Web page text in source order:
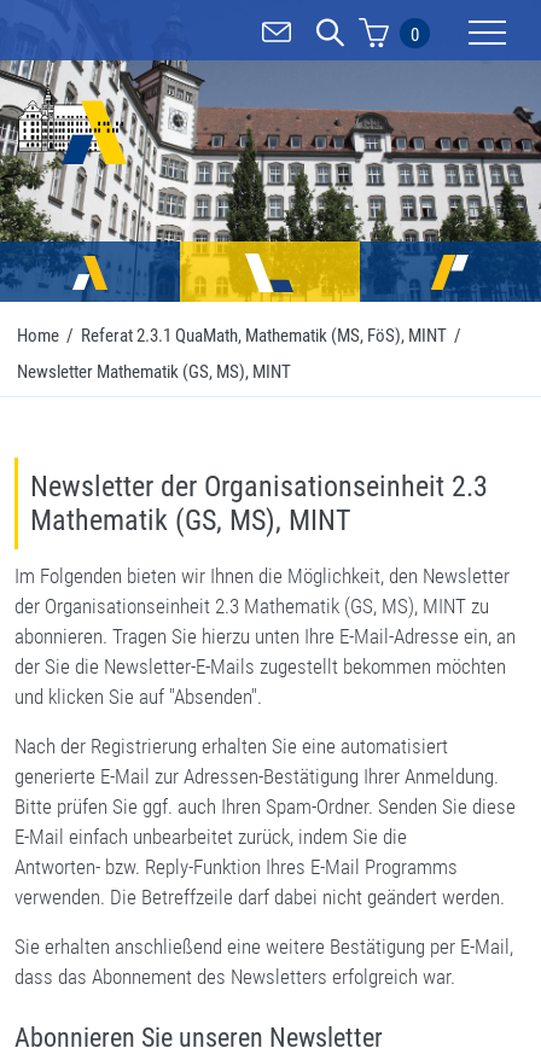
0
Home / Referat 2.3.1 QuaMath, Mathematik (MS, FöS), MINT /
Newsletter Mathematik (GS, MS), MINT
Newsletter der Organisationseinheit 2.3
Mathematik (GS, MS), MINT
Im Folgenden bieten wir Ihnen die Möglichkeit, den Newsletter
der Organisationseinheit 2.3 Mathematik (GS, MS), MINT zu
abonnieren. Tragen Sie hierzu unten Ihre E-Mail-Adresse ein, an
der Sie die Newsletter-E-Mails zugestellt bekommen möchten
und klicken Sie auf "Absenden".
Nach der Registrierung erhalten Sie eine automatisiert
generierte E-Mail zur Adressen-Bestätigung Ihrer Anmeldung.
Bitte prüfen Sie ggf. auch Ihren Spam-Ordner. Senden Sie diese
E-Mail einfach unbearbeitet zurück, indem Sie die
Antworten- bzw. Reply-Funktion Ihres E-Mail Programms
verwenden. Die Betreffzeile darf dabei nicht geändert werden.
Sie erhalten anschließend eine weitere Bestätigung per E-Mail,
dass das Abonnement des Newsletters erfolgreich war.
Abonnieren Sie unseren Newsletter